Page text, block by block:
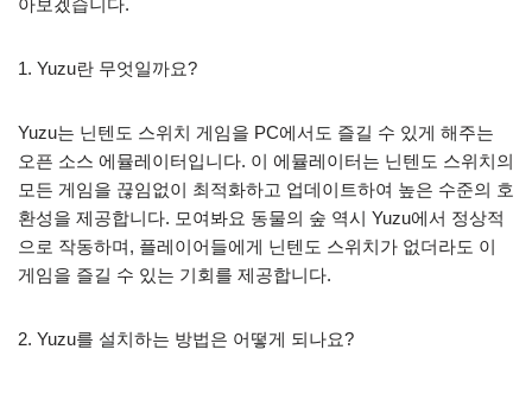
1. Yuzu란 무엇일까요?
Yuzu는 닌텐도 스위치 게임을 PC에서도 즐길 수 있게 해주는
오픈 소스 에뮬레이터입니다. 이 에뮬레이터는 닌텐도 스위치의
모든 게임을 끊임없이 최적화하고 업데이트하여 높은 수준의 호
환성을 제공합니다. 모여봐요 동물의 숲 역시 Yuzu에서 정상적
으로 작동하며, 플레이어들에게 닌텐도 스위치가 없더라도 이
게임을 즐길 수 있는 기회를 제공합니다.
2. Yuzu를 설치하는 방법은 어떻게 되나요?